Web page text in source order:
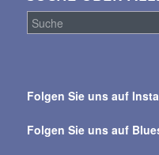
alle
Folgen Sie uns auf
Folgen Sie uns auf